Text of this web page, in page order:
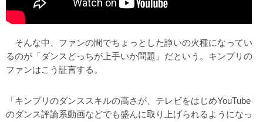
そんな中、ファンの間でちょっとした諍いの火種になってい
るのが「ダンスどっちが上手いか問題」だという。キンプリの
ファンはこう証言する。
「キンプリのダンススキルの高さが、テレビをはじめYouTube
のダンス評論系動画などでも盛んに取り上げられるようになっ